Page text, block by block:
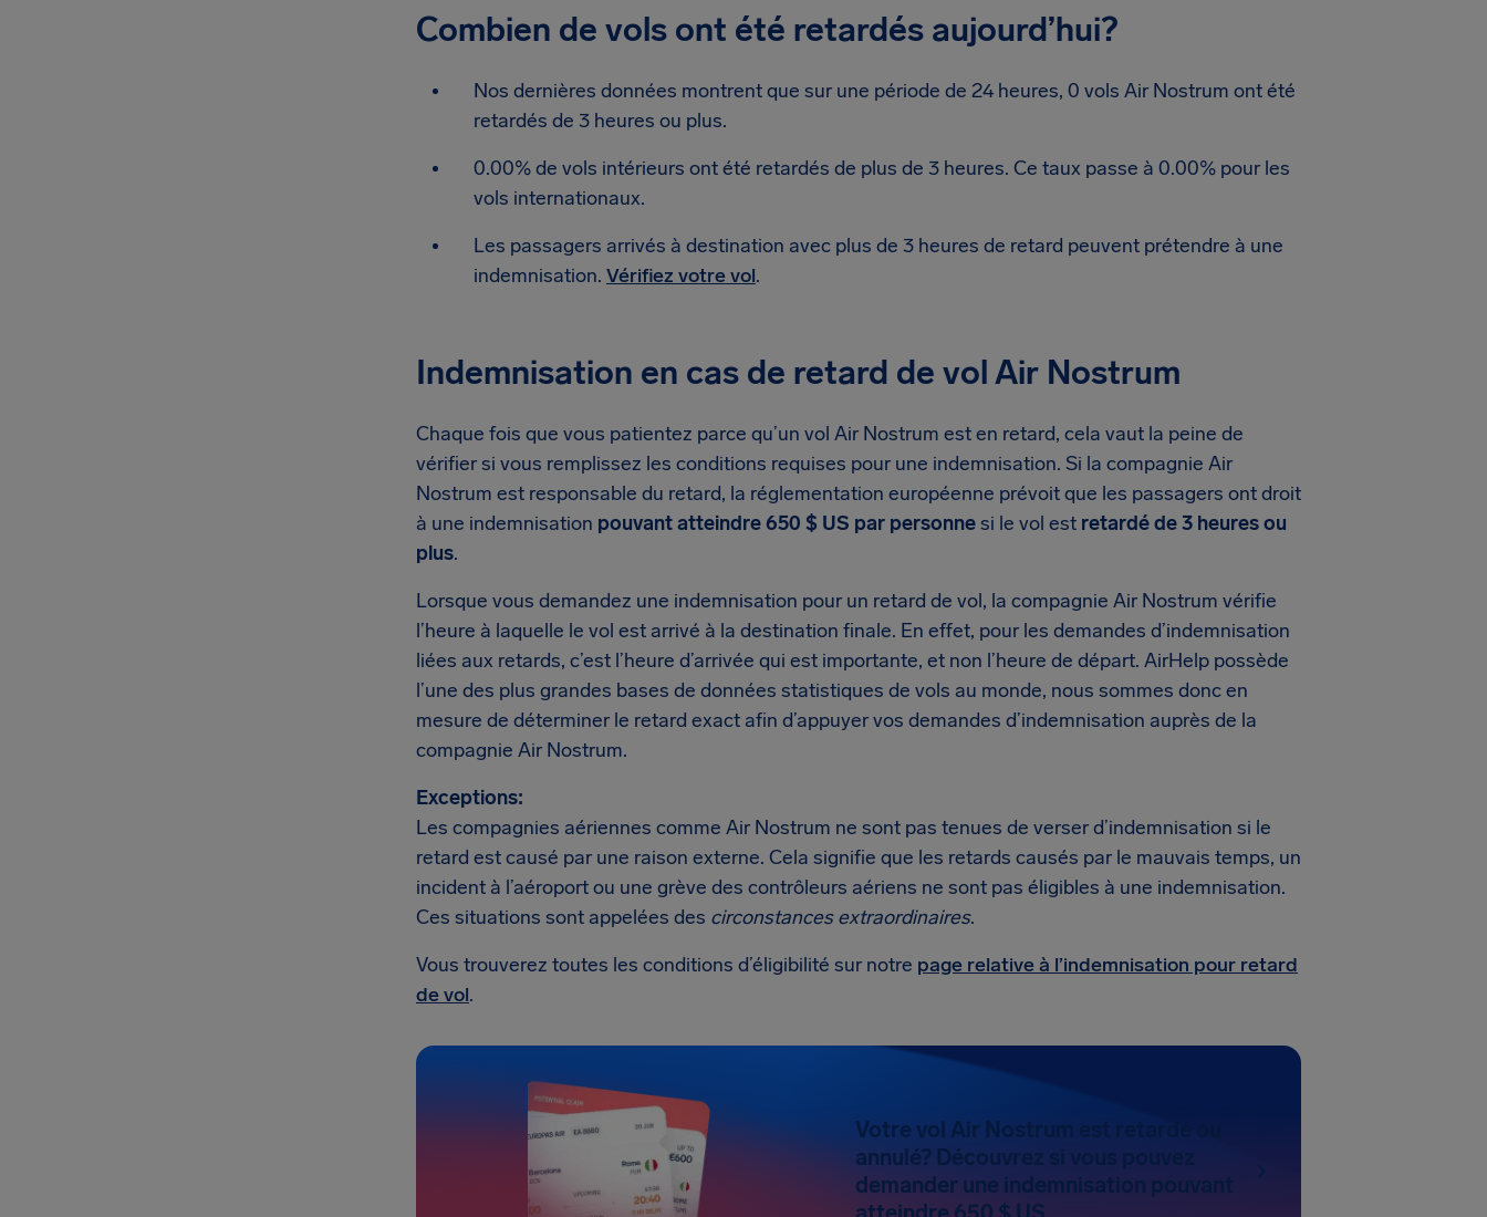
Combien de vols ont été retardés aujourd’hui?
Nos dernières données montrent que sur une période de 24 heures, 0 vols Air Nostrum ont été
retardés de 3 heures ou plus.
0.00% de vols intérieurs ont été retardés de plus de 3 heures. Ce taux passe à 0.00% pour les
vols internationaux.
Les passagers arrivés à destination avec plus de 3 heures de retard peuvent prétendre à une
indemnisation. Vérifiez votre vol.
Indemnisation en cas de retard de vol Air Nostrum
Chaque fois que vous patientez parce qu’un vol Air Nostrum est en retard, cela vaut la peine de
vérifier si vous remplissez les conditions requises pour une indemnisation. Si la compagnie Air
Nostrum est responsable du retard, la réglementation européenne prévoit que les passagers ont droit
à une indemnisation pouvant atteindre 650 $ US par personnesi le vol est retardé de 3 heures ou
plus.
Lorsque vous demandez une indemnisation pour un retard de vol, la compagnie Air Nostrum vérifie
l’heure à laquelle le vol est arrivé à la destination finale. En effet, pour les demandes d’indemnisation
liées aux retards, c’est l’heure d’arrivée qui est importante, et non l’heure de départ. AirHelp possède
l’une des plus grandes bases de données statistiques de vols au monde, nous sommes donc en
mesure de déterminer le retard exact afin d’appuyer vos demandes d’indemnisation auprès de la
compagnie Air Nostrum.
Exceptions:
Les compagnies aériennes comme Air Nostrum ne sont pas tenues de verser d’indemnisation si le
retard est causé par une raison externe. Cela signifie que les retards causés par le mauvais temps, un
incident à l’aéroport ou une grève des contrôleurs aériens ne sont pas éligibles à une indemnisation.
Ces situations sont appelées des circonstances extraordinaires.
Vous trouverez toutes les conditions d’éligibilité sur notre page relative à l’indemnisation pour retard
de vol.
Votre vol Air Nostrum est retardé ou
annulé? Découvrez si vous pouvez
demander une indemnisation pouvant